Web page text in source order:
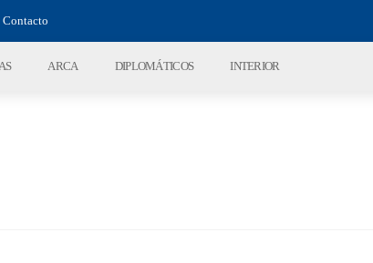
Contacto
ARCA DIPLOMÁTICOS INTERIOR